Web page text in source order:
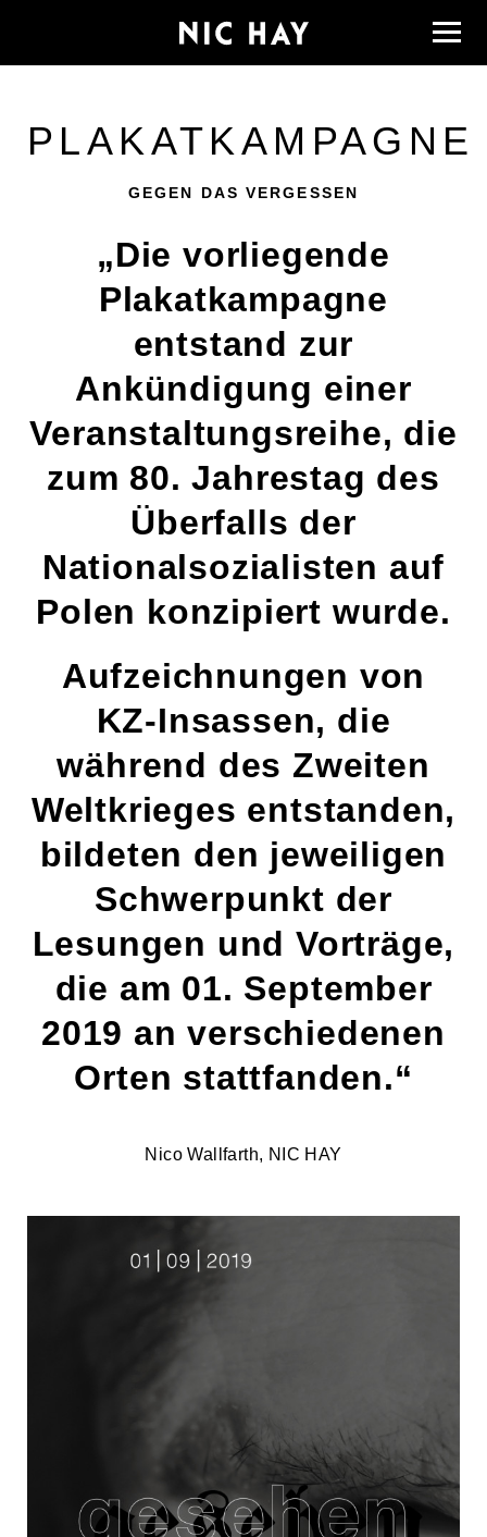
PLAKATKAMPAGNE
GEGEN DAS VERGESSEN
„Die vorliegende
Plakatkampagne
entstand zur
Ankündigung einer
Veranstaltungsreihe, die
zum 80. Jahrestag des
Überfalls der
Nationalsozialisten auf
Polen konzipiert wurde.
Aufzeichnungen von
KZ-Insassen, die
während des Zweiten
Weltkrieges entstanden,
bildeten den jeweiligen
Schwerpunkt der
Lesungen und Vorträge,
die am 01. September
2019 an verschiedenen
Orten stattfanden.“
Nico Wallfarth, NIC HAY